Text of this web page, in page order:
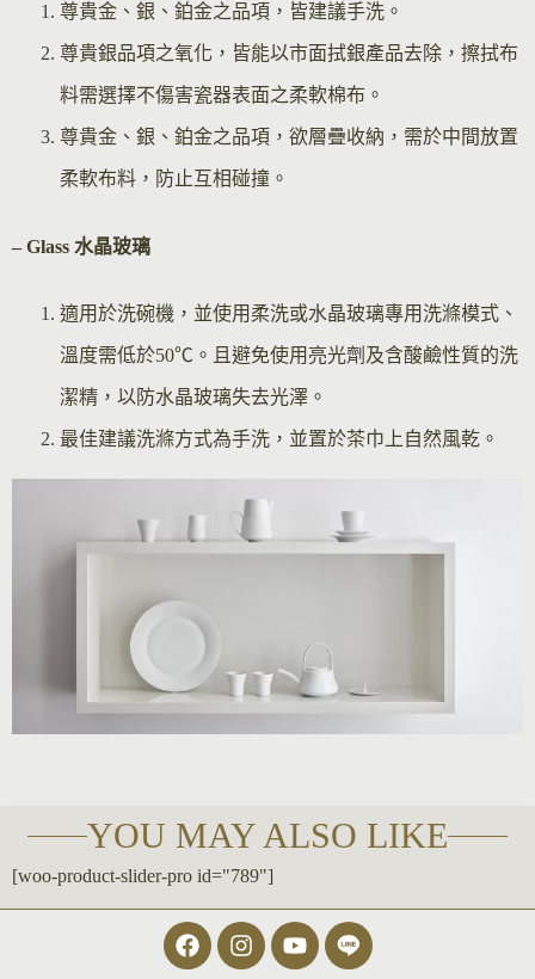
尊貴金、銀、鉑金之品項，皆建議手洗。
尊貴銀品項之氧化，皆能以市面拭銀產品去除，擦拭布
料需選擇不傷害瓷器表面之柔軟棉布。
尊貴金、銀、鉑金之品項，欲層疊收納，需於中間放置
柔軟布料，防止互相碰撞。
– Glass 水晶玻璃
適用於洗碗機，並使用柔洗或水晶玻璃專用洗滌模式、
溫度需低於50℃。且避免使用亮光劑及含酸鹼性質的洗
潔精，以防水晶玻璃失去光澤。
最佳建議洗滌方式為手洗，並置於茶巾上自然風乾。
YOU MAY ALSO LIKE
[woo-product-slider-pro id="789"]